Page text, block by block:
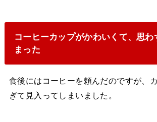
コーヒーカップがかわいくて、思わ
まった
食後にはコーヒーを頼んだのですが、
ぎて見入ってしまいました。